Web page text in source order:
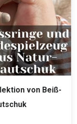
von Beiß-